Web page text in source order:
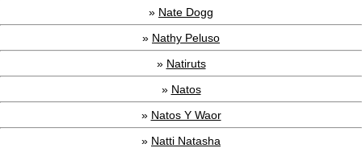
» Nate Dogg
» Nathy Peluso
» Natiruts
» Natos
» Natos Y Waor
» Natti Natasha